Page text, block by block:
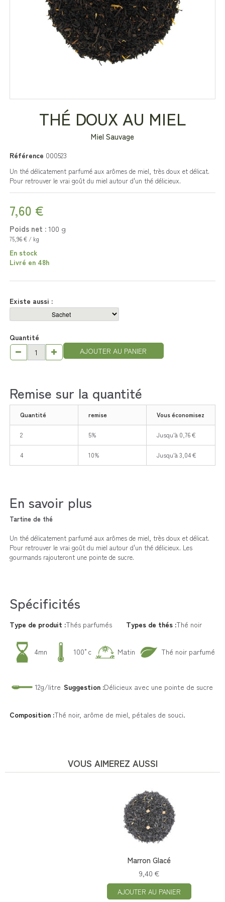
THÉ DOUX AU MIEL
Miel Sauvage
Référence 000523
Un thé délicatement parfumé aux arômes de miel, très doux et délicat.
Pour retrouver le vrai goût du miel autour d'un thé délicieux.
7,60 €
Poids net : 100 g
75,96 € / kg
En stock
Livré en 48h
Existe aussi :
Quantité
AJOUTER AU PANIER
Remise sur la quantité
Quantité remise Vous économisez
2 5% Jusqu'à 0,76 €
4 10% Jusqu'à 3,04 €
En savoir plus
Tartine de thé
Un thé délicatement parfumé aux arômes de miel, très doux et délicat.
Pour retrouver le vrai goût du miel autour d'un thé délicieux. Les
gourmands rajouteront une pointe de sucre.
Spécificités
Type de produit :Thés parfumés Types de thés :Thé noir
4mn 100°c Matin Thé noir parfumé
12g/litre Suggestion :Délicieux avec une pointe de sucre
Composition :Thé noir, arôme de miel, pétales de souci.
VOUS AIMEREZ AUSSI